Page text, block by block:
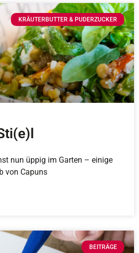
KRÄUTERBUTTER & PUDERZUCKER
nun üppig im Garten – einige
von Capuns
BEITRÄGE